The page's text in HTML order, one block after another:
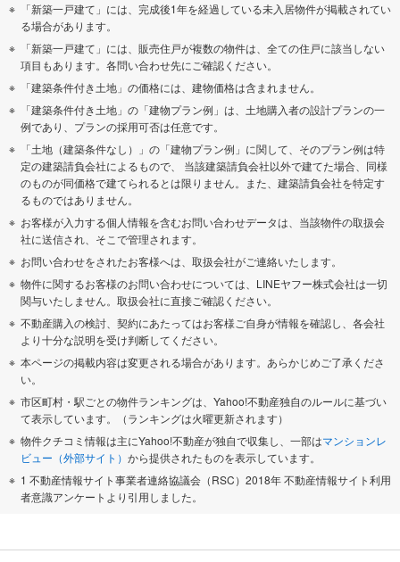
「新築一戸建て」には、完成後1年を経過している未入居物件が掲載されてい
る場合があります。
「新築一戸建て」には、販売住戸が複数の物件は、全ての住戸に該当しない
項目もあります。各問い合わせ先にご確認ください。
「建築条件付き土地」の価格には、建物価格は含まれません。
「建築条件付き土地」の「建物プラン例」は、土地購入者の設計プランの一
例であり、プランの採用可否は任意です。
「土地（建築条件なし）」の「建物プラン例」に関して、そのプラン例は特
定の建築請負会社によるもので、 当該建築請負会社以外で建てた場合、同様
のものが同価格で建てられるとは限りません。また、建築請負会社を特定す
るものではありません。
お客様が入力する個人情報を含むお問い合わせデータは、当該物件の取扱会
社に送信され、そこで管理されます。
お問い合わせをされたお客様へは、取扱会社がご連絡いたします。
物件に関するお客様のお問い合わせについては、LINEヤフー株式会社は一切
関与いたしません。取扱会社に直接ご確認ください。
不動産購入の検討、契約にあたってはお客様ご自身が情報を確認し、各会社
より十分な説明を受け判断してください。
本ページの掲載内容は変更される場合があります。あらかじめご了承くださ
い。
市区町村・駅ごとの物件ランキングは、Yahoo!不動産独自のルールに基づい
て表示しています。（ランキングは火曜更新されます）
物件クチコミ情報は主にYahoo!不動産が独自で収集し、一部はマンションレ
ビュー（外部サイト） から提供されたものを表示しています。
1 不動産情報サイト事業者連絡協議会（RSC）2018年 不動産情報サイト利用
者意識アンケートより引用しました。